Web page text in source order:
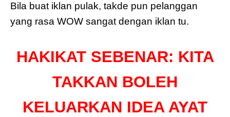
Bila buat iklan pulak, takde pun pelanggan
yang rasa WOW sangat dengan iklan tu.
HAKIKAT SEBENAR: KITA
TAKKAN BOLEH
KELUARKAN IDEA AYAT